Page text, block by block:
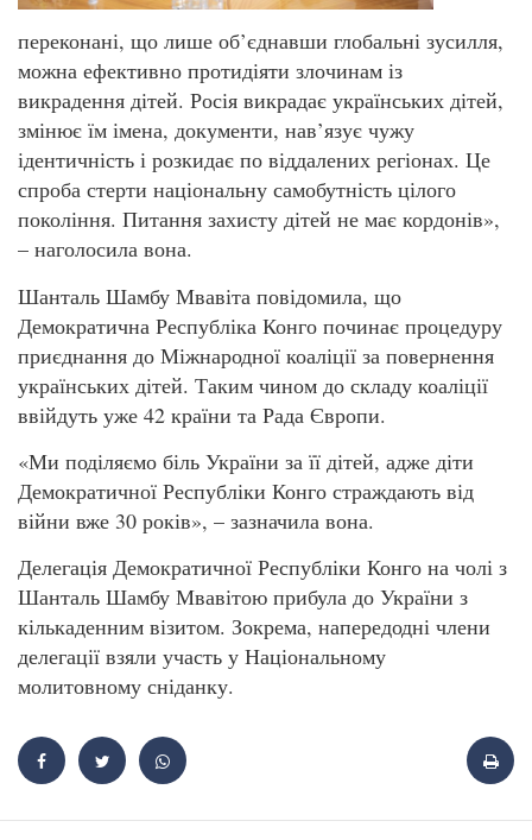
переконані, що лише об’єднавши глобальні зусилля,
можна ефективно протидіяти злочинам із
викрадення дітей. Росія викрадає українських дітей,
змінює їм імена, документи, нав’язує чужу
ідентичність і розкидає по віддалених регіонах. Це
спроба стерти національну самобутність цілого
покоління. Питання захисту дітей не має кордонів»,
– наголосила вона.
Шанталь Шамбу Мвавіта повідомила, що
Демократична Республіка Конго починає процедуру
приєднання до Міжнародної коаліції за повернення
українських дітей. Таким чином до складу коаліції
ввійдуть уже 42 країни та Рада Європи.
«Ми поділяємо біль України за її дітей, адже діти
Демократичної Республіки Конго страждають від
війни вже 30 років», – зазначила вона.
Делегація Демократичної Республіки Конго на чолі з
Шанталь Шамбу Мвавітою прибула до України з
кількаденним візитом. Зокрема, напередодні члени
делегації взяли участь у Національному
молитовному сніданку.